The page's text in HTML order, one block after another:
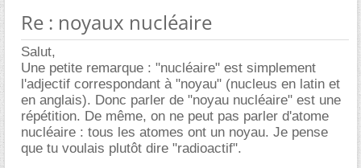
Re : noyaux nucléaire
Salut,
Une petite remarque : "nucléaire" est simplement
l'adjectif correspondant à "noyau" (nucleus en latin et
en anglais). Donc parler de "noyau nucléaire" est une
répétition. De même, on ne peut pas parler d'atome
nucléaire : tous les atomes ont un noyau. Je pense
que tu voulais plutôt dire "radioactif".